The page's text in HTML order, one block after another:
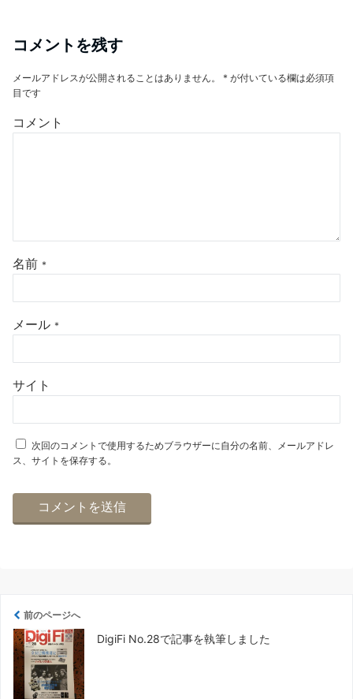
コメントを残す
メールアドレスが公開されることはありません。 * が付いている欄は必須項
目です
コメント
名前 *
メール *
サイト
次回のコメントで使用するためブラウザーに自分の名前、メールアドレ
ス、サイトを保存する。
前のページへ
DigiFi No.28で記事を執筆しました